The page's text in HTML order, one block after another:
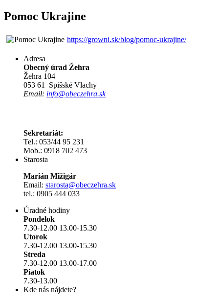
Pomoc Ukrajine
https://growni.sk/blog/pomoc-ukrajine/
Adresa
Obecný úrad Žehra
Žehra 104
053 61 Spišské Vlachy
Email: info@obeczehra.sk
Sekretariát:
Tel.: 053/44 95 231
Mob.: 0918 702 473
Starosta
Marián Mižigár
Email: starosta@obeczehra.sk
tel.: 0905 444 033
Úradné hodiny
Pondelok
7.30-12.00 13.00-15.30
Utorok
7.30-12.00 13.00-15.30
Streda
7.30-12.00 13.00-17.00
Piatok
7.30-13.00
Kde nás nájdete?